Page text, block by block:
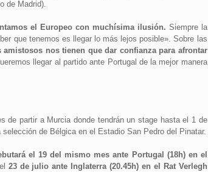
de Madrid).
el Europeo con muchísima ilusión. Siempre la
que tenemos es llegar lo más lejos posible». Sobre las
nos tienen que dar confianza para afrontar
llegar al partido ante Portugal de la mejor manera
de partir a Murcia donde tendrán un stage hasta el 1 de
de Bélgica en el Estadio San Pedro del Pinatar.
el 19 del mismo mes ante Portugal (18h) en el
23 de julio ante Inglaterra (20.45h) en el Rat Verlegh